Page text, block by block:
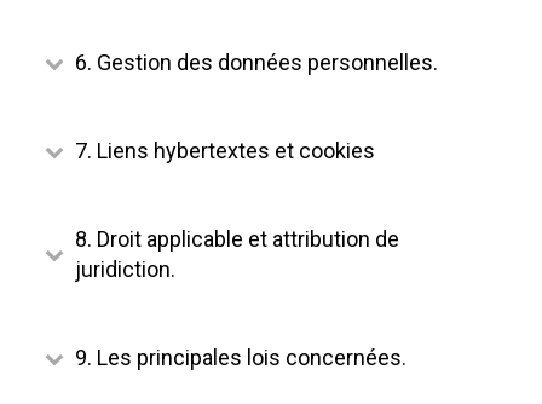
6. Gestion des données personnelles.
7. Liens hybertextes et cookies
8. Droit applicable et attribution de
juridiction.
9. Les principales lois concernées.